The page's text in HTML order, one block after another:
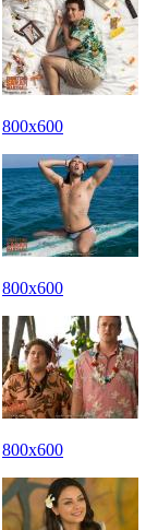
800x600
800x600
800x600